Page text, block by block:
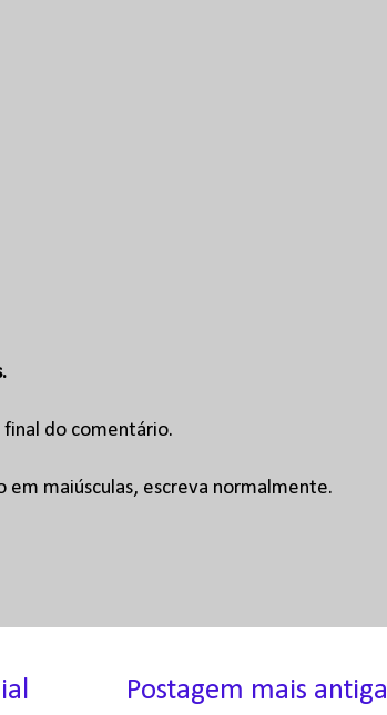
final do comentário.
em maiúsculas, escreva normalmente.
Postagem mais antiga